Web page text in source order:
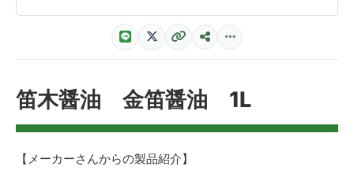
笛木醤油 金笛醤油 1L
【メーカーさんからの製品紹介】